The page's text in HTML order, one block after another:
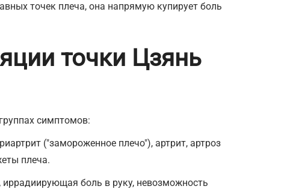
точек плеча, она напрямую купирует боль
точки Цзянь
симптомов:
("замороженное плечо"), артрит, артроз
плеча.
боль в руку, невозможность